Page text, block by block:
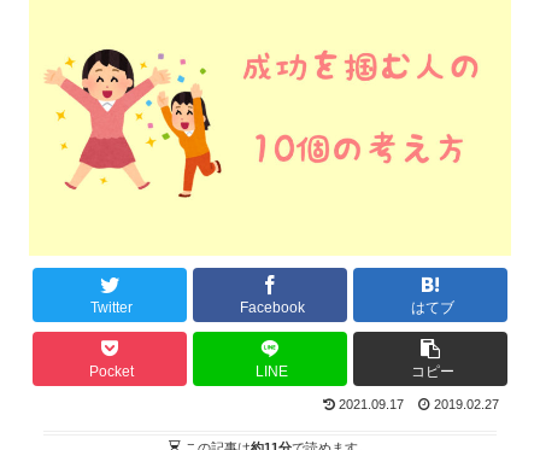
Twitter Facebook はてブ
Pocket LINE コピー
2021.09.17 2019.02.27
この記事は約11分で読めます。